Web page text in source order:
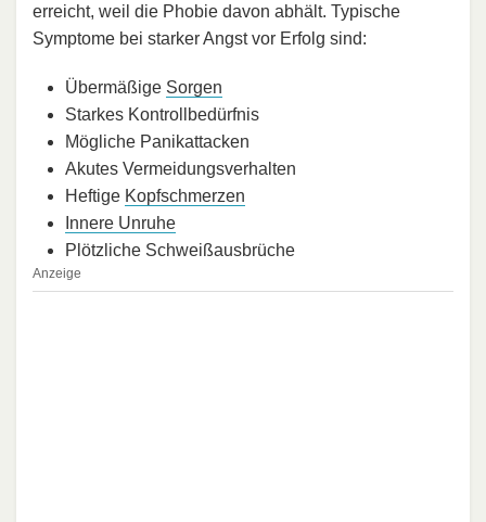
erreicht, weil die Phobie davon abhält. Typische
Symptome bei starker Angst vor Erfolg sind:
Übermäßige Sorgen
Starkes Kontrollbedürfnis
Mögliche Panikattacken
Akutes Vermeidungsverhalten
Heftige Kopfschmerzen
Innere Unruhe
Plötzliche Schweißausbrüche
Anzeige